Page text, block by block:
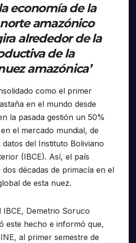
la economía de la
amazónico
alrededor de la
de la
amazónica’
como el primer
en el mundo desde
la pasada gestión un 50%
el mercado mundial, de
del Instituto Boliviano
(IBCE). Así, el país
décadas de primacía en el
de esta nuez.
IBCE, Demetrio Soruco
este hecho e informó que,
al primer semestre de